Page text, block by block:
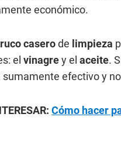
económico.
caserode limpieza
el vinagrey el aceite.
efectivo y
Cómo hacer